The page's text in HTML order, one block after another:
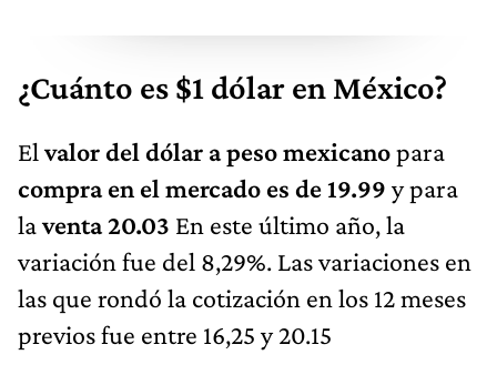
¿Cuánto es $1 dólar en México?
Elvalor del dólar a peso mexicanopara
compra en el mercado es de 19.99 y para
laventa 20.03 En este último año, la
variación fue del 8,29%. Las variaciones en
las que rondó la cotización en los 12 meses
previos fue entre 16,25 y 20.15